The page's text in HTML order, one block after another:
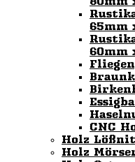
65mm
60mm
CNC
Holz
Holz